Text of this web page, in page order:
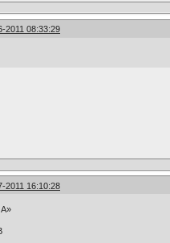
2011 08:33:29
2011 16:10:28